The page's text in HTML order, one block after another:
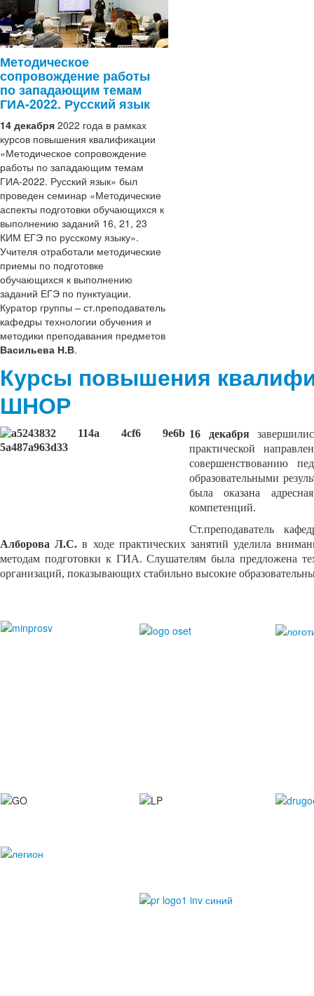
Методическое
сопровождение работы
по западающим темам
ГИА-2022. Русский язык
14 декабря 2022 года в рамках
курсов повышения квалификации
«Методическое сопровождение
работы по западающим темам
ГИА-2022. Русский язык» был
проведен семинар «Методические
аспекты подготовки обучающихся к
выполнению заданий 16, 21, 23
КИМ ЕГЭ по русскому языку».
Учителя отработали методические
приемы по подготовке
обучающихся к выполнению
заданий ЕГЭ по пунктуации.
Куратор группы – ст.преподаватель
кафедры технологии обучения и
методики преподавания предметов
Васильева Н.В.
Курсы повышения
ШНОР
16 декабря
практической
совершенствованию
образовательными
была оказана
компетенций.
Ст.преподаватель
Алборова Л.С. в ходе практических занятийуделила
методам подготовки к ГИА. Слушателям была предложена
организаций, показывающих стабильно высокие